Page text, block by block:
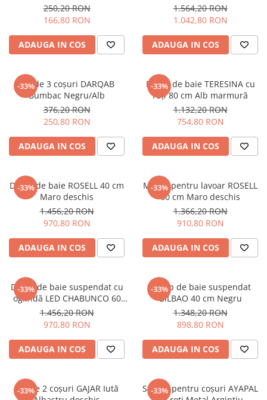
250,20 RON
166,80 RON
ADAUGA IN COS
1.564,20 RON
1.042,80 RON
ADAUGA IN COS
-33%
Set de 3 coșuri DARQAB
Bumbac Negru/Alb
376,20 RON
250,80 RON
ADAUGA IN COS
-33%
Dulap de baie TERESINA cu
roți 80 cm Alb marmură
1.132,20 RON
754,80 RON
ADAUGA IN COS
-33%
Dulap de baie ROSELL 40 cm
Maro deschis
1.456,20 RON
970,80 RON
ADAUGA IN COS
-33%
Mască pentru lavoar ROSELL
60 cm Maro deschis
1.366,20 RON
910,80 RON
ADAUGA IN COS
-33%
Dulap de baie suspendat cu
oglindă LED CHABUNCO 60
cm 60 cm Negru
1.456,20 RON
970,80 RON
ADAUGA IN COS
-33%
Dulap de baie suspendat
BILBAO 40 cm Negru
1.348,20 RON
898,80 RON
ADAUGA IN COS
-33%
Set de 2 coșuri GAJAR Iută
-33%
Suport pentru coșuri AYAPAL